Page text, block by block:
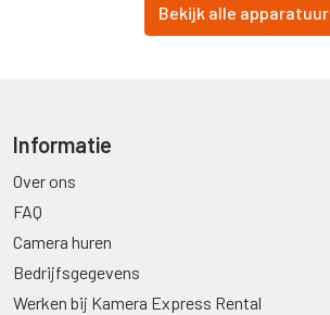
Bekijk alle apparatuur
Informatie
Over ons
FAQ
Camera huren
Bedrijfsgegevens
Werken bij Kamera Express Rental